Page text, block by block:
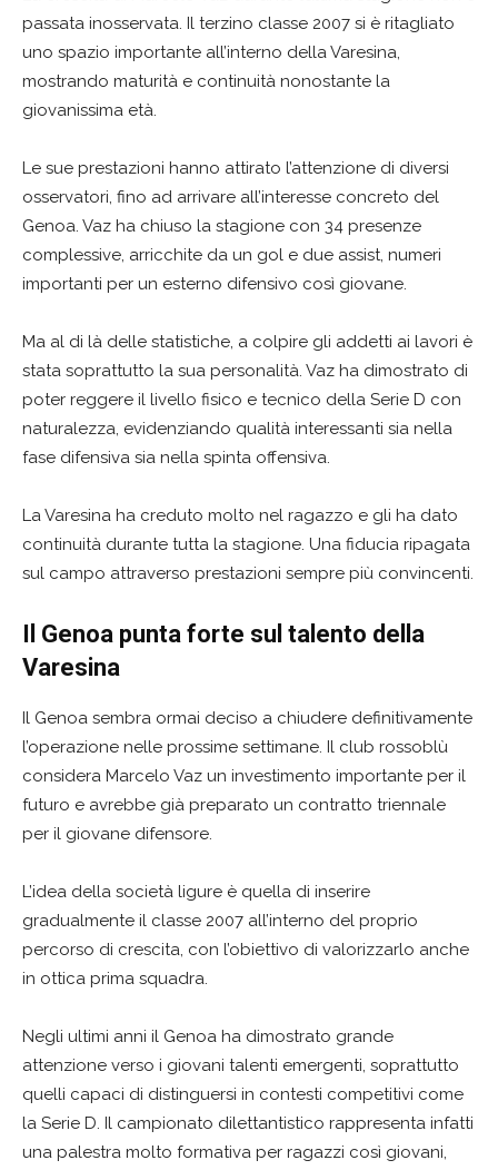
passata inosservata. Il terzino classe 2007 si è ritagliato
uno spazio importante all’interno della Varesina,
mostrando maturità e continuità nonostante la
giovanissima età.
Le sue prestazioni hanno attirato l’attenzione di diversi
osservatori, fino ad arrivare all’interesse concreto del
Genoa. Vaz ha chiuso la stagione con 34 presenze
complessive, arricchite da un gol e due assist, numeri
importanti per un esterno difensivo così giovane.
Ma al di là delle statistiche, a colpire gli addetti ai lavori è
stata soprattutto la sua personalità. Vaz ha dimostrato di
poter reggere il livello fisico e tecnico della Serie D con
naturalezza, evidenziando qualità interessanti sia nella
fase difensiva sia nella spinta offensiva.
La Varesina ha creduto molto nel ragazzo e gli ha dato
continuità durante tutta la stagione. Una fiducia ripagata
sul campo attraverso prestazioni sempre più convincenti.
Il Genoa punta forte sul talento della
Varesina
Il Genoa sembra ormai deciso a chiudere definitivamente
l’operazione nelle prossime settimane. Il club rossoblù
considera Marcelo Vaz un investimento importante per il
futuro e avrebbe già preparato un contratto triennale
per il giovane difensore.
L’idea della società ligure è quella di inserire
gradualmente il classe 2007 all’interno del proprio
percorso di crescita, con l’obiettivo di valorizzarlo anche
in ottica prima squadra.
Negli ultimi anni il Genoa ha dimostrato grande
attenzione verso i giovani talenti emergenti, soprattutto
quelli capaci di distinguersi in contesti competitivi come
la Serie D. Il campionato dilettantistico rappresenta infatti
una palestra molto formativa per ragazzi così giovani,